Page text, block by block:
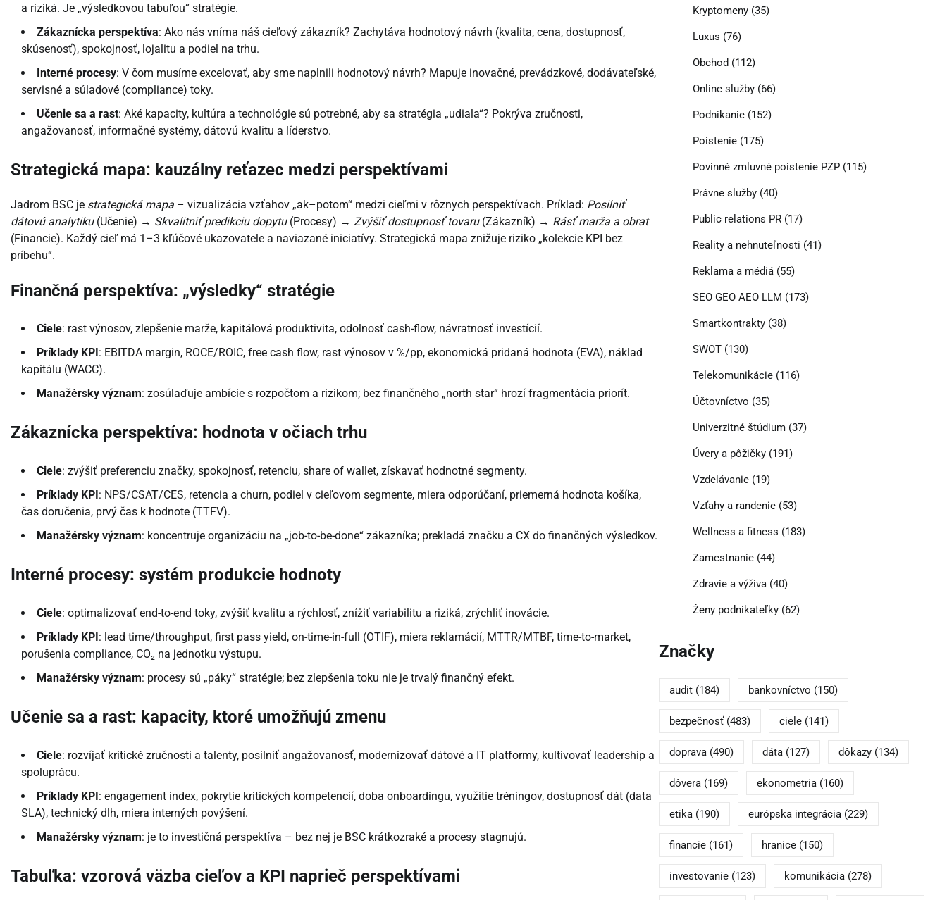
a riziká. Je „výsledkovou tabuľou“ stratégie.
Zákaznícka perspektíva: Ako nás vníma náš cieľový zákazník? Zachytáva hodnotový návrh (kvalita, cena, dostupnosť,
skúsenosť), spokojnosť, lojalitu a podiel na trhu.
Interné procesy: V čom musíme excelovať, aby sme naplnili hodnotový návrh? Mapuje inovačné, prevádzkové, dodávateľské,
servisné a súladové (compliance) toky.
Učenie sa a rast: Aké kapacity, kultúra a technológie sú potrebné, aby sa stratégia „udiala“? Pokrýva zručnosti,
angažovanosť, informačné systémy, dátovú kvalitu a líderstvo.
Strategická mapa: kauzálny reťazec medzi perspektívami
Jadrom BSC je strategická mapa – vizualizácia vzťahov „ak–potom“ medzi cieľmi v rôznych perspektívach. Príklad: Posilniť
dátovú analytiku(Učenie) → Skvalitniť predikciu dopytu(Procesy) → Zvýšiť dostupnosť tovaru(Zákazník) → Rásť marža a obrat
(Financie). Každý cieľ má 1–3 kľúčové ukazovatele a naviazané iniciatívy. Strategická mapa znižuje riziko „kolekcie KPI bez
príbehu“.
Finančná perspektíva: „výsledky“ stratégie
Ciele: rast výnosov, zlepšenie marže, kapitálová produktivita, odolnosť cash-flow, návratnosť investícií.
Príklady KPI : EBITDA margin, ROCE/ROIC, free cash flow, rast výnosov v %/pp, ekonomická pridaná hodnota (EVA), náklad
kapitálu (WACC).
Manažérsky význam: zosúlaďuje ambície s rozpočtom a rizikom; bez finančného „north star“ hrozí fragmentácia priorít.
Zákaznícka perspektíva: hodnota v očiach trhu
Ciele: zvýšiť preferenciu značky, spokojnosť, retenciu, share of wallet, získavať hodnotné segmenty.
Príklady KPI : NPS/CSAT/CES, retencia a churn, podiel v cieľovom segmente, miera odporúčaní, priemerná hodnota košíka,
čas doručenia, prvý čas k hodnote (TTFV).
Manažérsky význam: koncentruje organizáciu na „job-to-be-done“ zákazníka; prekladá značku a CX do finančných výsledkov.
Interné procesy: systém produkcie hodnoty
Ciele: optimalizovať end-to-end toky, zvýšiť kvalitu a rýchlosť, znížiť variabilitu a riziká, zrýchliť inovácie.
Príklady KPI: lead time/throughput, first pass yield, on-time-in-full (OTIF), miera reklamácií, MTTR/MTBF, time-to-market,
porušenia compliance, CO₂ na jednotku výstupu.
Manažérsky význam: procesy sú „páky“ stratégie; bez zlepšenia toku nie je trvalý finančný efekt.
Učenie sa a rast: kapacity, ktoré umožňujú zmenu
Ciele: rozvíjať kritické zručnosti a talenty, posilniť angažovanosť, modernizovať dátové a IT platformy, kultivovať leadership a
spoluprácu.
Príklady KPI: engagement index, pokrytie kritických kompetencií, doba onboardingu, využitie tréningov, dostupnosť dát (data
SLA), technický dlh, miera interných povýšení.
Manažérsky význam: je to investičná perspektíva – bez nej je BSC krátkozraké a procesy stagnujú.
Tabuľka: vzorová väzba cieľov a KPI naprieč perspektívami
Kryptomeny(35)
Luxus (76)
Obchod (112)
Online služby(66)
Podnikanie(152)
Poistenie(175)
Povinné zmluvné poistenie PZP(115)
Právne služby(40)
Public relations PR(17)
Reality a nehnuteľnosti (41)
Reklama a médiá(55)
SEO GEO AEO LLM (173)
Smartkontrakty(38)
SWOT(130)
Telekomunikácie(116)
Účtovníctvo (35)
Univerzitné štúdium(37)
Úvery a pôžičky(191)
Vzdelávanie(19)
Vzťahy a randenie(53)
Wellness a fitness (183)
Zamestnanie(44)
Zdravie a výživa(40)
Ženy podnikateľky(62)
Značky
audit(184) bankovníctvo (150)
bezpečnosť(483) ciele(141)
doprava(490) dáta(127) dôkazy(134)
dôvera(169) ekonometria(160)
etika(190) európska integrácia(229)
financie(161) hranice(150)
investovanie(123) komunikácia(278)